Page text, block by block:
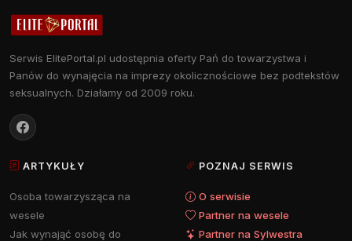
Serwis ElitePortal.pl udostępnia oferty Pań do towarzystwa i
Panów do wynajęcia na imprezy okolicznościowe bez podtekstów
seksualnych. Działamy od 2009 roku.
ARTYKUŁY
Osoba towarzysząca na
wesele
Jak wynająć osobę do
POZNAJ SERWIS
O serwisie
Partner na wesele
Partner na Sylwestra